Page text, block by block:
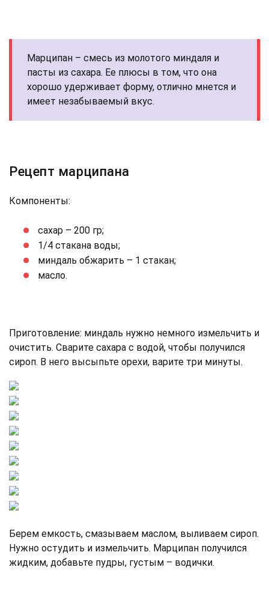
Марципан – смесь из молотого миндаля и
пасты из сахара. Ее плюсы в том, что она
хорошо удерживает форму, отлично мнется и
имеет незабываемый вкус.
Рецепт марципана
Компоненты:
сахар – 200 гр;
1/4 стакана воды;
миндаль обжарить – 1 стакан;
масло.
Приготовление: миндаль нужно немного измельчить и
очистить. Сварите сахара с водой, чтобы получился
сироп. В него высыпьте орехи, варите три минуты.
Берем емкость, смазываем маслом, выливаем сироп.
Нужно остудить и измельчить. Марципан получился
жидким, добавьте пудры, густым – водички.